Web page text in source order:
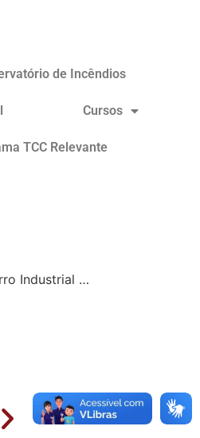
de Incêndios
Cursos
TCC Relevante
Industrial …